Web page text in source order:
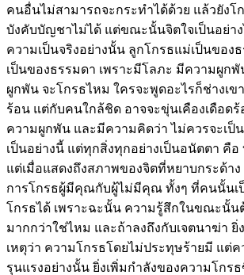
คนอื่นไม่สามารถจะกระทำได้ด้วย แล้วยังโ
บังคับบัญชาไม่ได้ แต่ขณะนั้นจิตใจเป็นอย่าง
ความเป็นจริงอย่างนั้น ลูกโกรธแม่เป็นของ
เป็นของธรรมดา เพราะมีโลภะ มีความผูก
ผูกพัน จะโกรธไหม ใครจะพูดอะไรก็ช่างเข
ร้อน แต่กับคนใกล้ชิด อาจจะขุ่นเคืองเดือดร้
ความผูกพัน และมีความคิดว่า ไม่ควรจะเป็
เป็นอย่างนี้ แต่ทุกสิ่งทุกอย่างเป็นอนัตตา คื
แต่เมื่อแสดงถึงสภาพของจิตที่หยาบกระด้า
การโกรธผู้มีคุณกับผู้ไม่มีคุณ ทั้งๆ ที่คนนั้น
โกรธได้ เพราะฉะนั้น ความรู้สึกในขณะนั้น
มากกว่าใช่ไหม และถ้าลงถึงกับเจตนาฆ่า ยิ่
เหตุว่า ความโกรธโดยไม่ประทุษร้ายมี แต่
รุนแรงอย่างนั้น ยิ่งเพิ่มกำลังของความโกร